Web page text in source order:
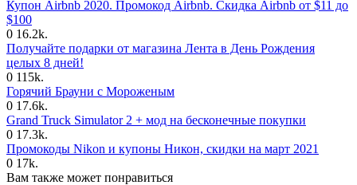
Купон Airbnb 2020. Промокод Airbnb. Скидка Airbnb от $11 до
$100
0 16.2k.
Получайте подарки от магазина Лента в День Рождения
целых 8 дней!
0 115k.
Горячий Брауни с Мороженым
0 17.6k.
Grand Truck Simulator 2 + мод на бесконечные покупки
0 17.3k.
Промокоды Nikon и купоны Никон, скидки на март 2021
0 17k.
Вам также может понравиться